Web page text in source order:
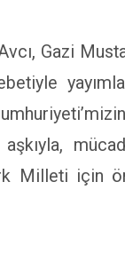
Gazi
Milleti için